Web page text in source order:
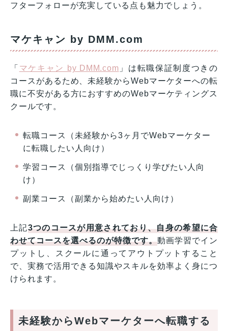
フターフォローが充実している点も魅力でしょう。
マケキャン by DMM.com
「 マケキャン by DMM.com 」は転職保証制度つきの
コースがあるため、未経験からWebマーケターへの転
職に不安がある方におすすめのWebマーケティングス
クールです。
転職コース（未経験から3ヶ月でWebマーケター
に転職したい人向け）
学習コース（個別指導でじっくり学びたい人向
け）
副業コース（副業から始めたい人向け）
上記3つのコースが用意されており、自身の希望に合
わせてコースを選べるのが特徴です。動画学習でイン
プットし、スクールに通ってアウトプットすること
で、実務で活用できる知識やスキルを効率よく身につ
けられます。
未経験からWebマーケターへ転職する